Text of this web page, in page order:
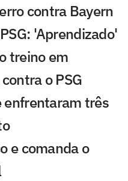
contra Bayern
'Aprendizado'
treino em
o PSG
enfrentaram três
e comanda o